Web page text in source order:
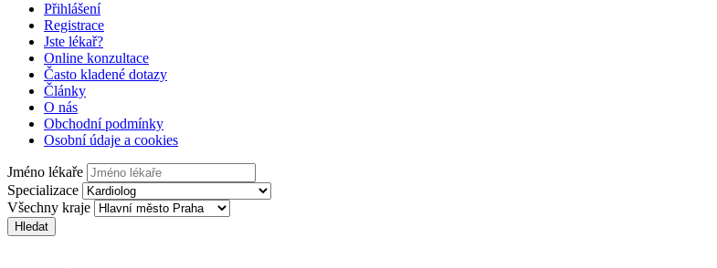
Přihlášení
Registrace
Jste lékař?
Online konzultace
Často kladené dotazy
Články
O nás
Obchodní podmínky
Osobní údaje a cookies
Jméno lékaře
Specializace
Všechny kraje
Hledat